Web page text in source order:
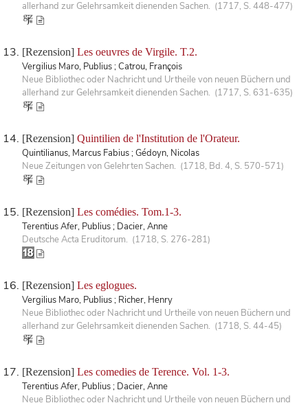
allerhand zur Gelehrsamkeit dienenden Sachen. (1717, S. 448-477)
[Rezension] Les oeuvres de Virgile. T.2.
Vergilius Maro, Publius ; Catrou, François
Neue Bibliothec oder Nachricht und Urtheile von neuen Büchern und
allerhand zur Gelehrsamkeit dienenden Sachen. (1717, S. 631-635)
[Rezension] Quintilien de l'Institution de l'Orateur.
Quintilianus, Marcus Fabius ; Gédoyn, Nicolas
Neue Zeitungen von Gelehrten Sachen. (1718, Bd. 4, S. 570-571)
[Rezension] Les comédies. Tom.1-3.
Terentius Afer, Publius ; Dacier, Anne
Deutsche Acta Eruditorum. (1718, S. 276-281)
[Rezension] Les eglogues.
Vergilius Maro, Publius ; Richer, Henry
Neue Bibliothec oder Nachricht und Urtheile von neuen Büchern und
allerhand zur Gelehrsamkeit dienenden Sachen. (1718, S. 44-45)
[Rezension] Les comedies de Terence. Vol. 1-3.
Terentius Afer, Publius ; Dacier, Anne
Neue Bibliothec oder Nachricht und Urtheile von neuen Büchern und